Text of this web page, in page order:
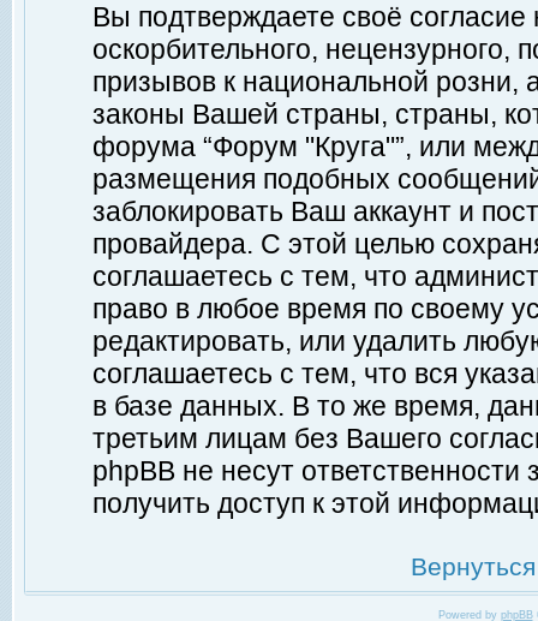
Вы подтверждаете своё
оскорбительного, нецензурного,
призывов к национальной
законы Вашей страны, страны,
форума “Форум "Круга"”, или
размещения подобных
заблокировать Ваш аккаунт и
провайдера. С этой целью
соглашаетесь с тем, что
право в любое время по своему
редактировать, или удалить
соглашаетесь с тем, что вся
в базе данных. В то же время,
третьим лицам без Вашего
phpBB не несут ответственности
получить доступ к этой
Powered by phpBB